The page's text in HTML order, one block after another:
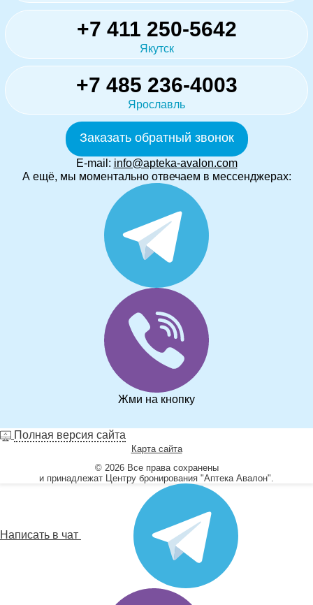
+7 411 250-5642
Якутск
+7 485 236-4003
Ярославль
Заказать обратный звонок
E-mail: info@apteka-avalon.com
А ещё, мы моментально отвечаем в мессенджерах:
Жми на кнопку
Полная версия сайта
Карта сайта
© 2026 Все права сохранены
и принадлежат Центру бронирования "Аптека Авалон".
Написать в чат